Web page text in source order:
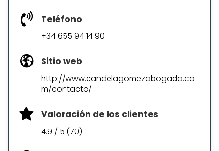
Teléfono
+34 655 94 14 90
Sitio web
http://www.candelagomezabogada.co
m/contacto/
Valoración de los clientes
4.9 / 5 (70)